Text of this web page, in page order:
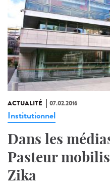
ACTUALITÉ 07.02.2016
Institutionnel
Dans les
Pasteur
Zika